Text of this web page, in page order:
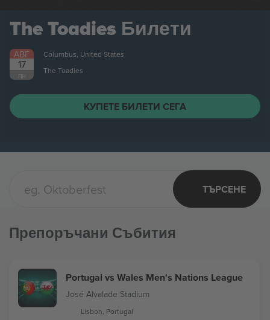
ТЪРСЕНЕ
Препоръчани Събития
Portugal vs Wales Men's Nations League
José Alvalade Stadium
Lisbon, Portugal